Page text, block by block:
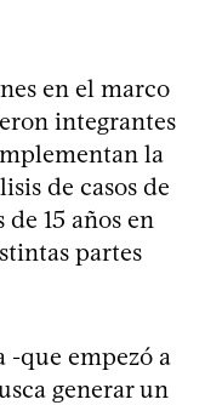
en el marco
integrantes
la
de casos de
15 años en
partes
-que empezó a
generar un